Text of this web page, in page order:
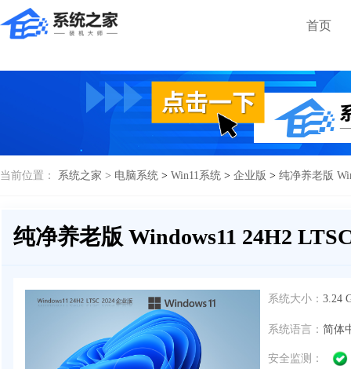
首页
当前位置： 系统之家 > 电脑系统 > Win11系统 > 企业版 > 纯净养老版
纯净养老版 Windows11 24H2
系统大小： 3.24
系统语言： 简体
安全监测：